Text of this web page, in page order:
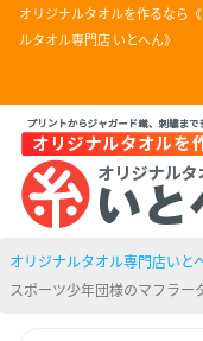
オリジナルタオルを作るなら
ルタオル専門店 いとへん》
オリジナルタオル専門店いと
スポーツ少年団様のマフラー